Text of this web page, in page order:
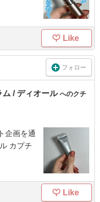
Like
フォロー
ム / ディオール へのクチ
企画を通
カプチ
Like